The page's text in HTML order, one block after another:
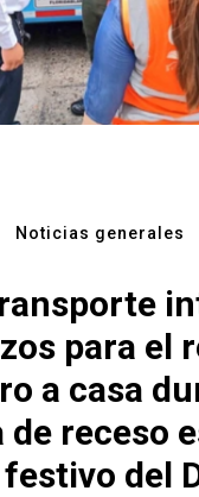
Noticias generales
para el
a casa
de receso
del